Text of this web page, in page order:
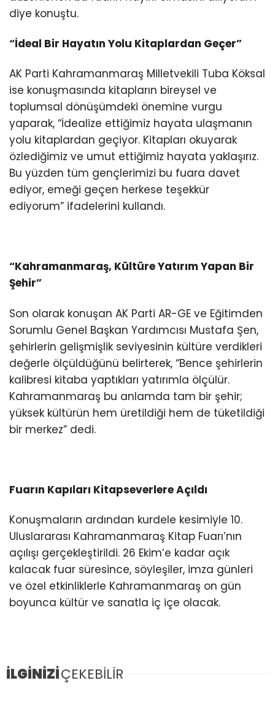
diye konuştu.
“İdeal Bir Hayatın Yolu Kitaplardan Geçer”
AK Parti Kahramanmaraş Milletvekili Tuba Köksal
ise konuşmasında kitapların bireysel ve
toplumsal dönüşümdeki önemine vurgu
yaparak, “İdealize ettiğimiz hayata ulaşmanın
yolu kitaplardan geçiyor. Kitapları okuyarak
özlediğimiz ve umut ettiğimiz hayata yaklaşırız.
Bu yüzden tüm gençlerimizi bu fuara davet
ediyor, emeği geçen herkese teşekkür
ediyorum” ifadelerini kullandı.
“Kahramanmaraş, Kültüre Yatırım Yapan Bir
Şehir”
Son olarak konuşan AK Parti AR-GE ve Eğitimden
Sorumlu Genel Başkan Yardımcısı Mustafa Şen,
şehirlerin gelişmişlik seviyesinin kültüre verdikleri
değerle ölçüldüğünü belirterek, “Bence şehirlerin
kalibresi kitaba yaptıkları yatırımla ölçülür.
Kahramanmaraş bu anlamda tam bir şehir;
yüksek kültürün hem üretildiği hem de tüketildiği
bir merkez” dedi.
Fuarın Kapıları Kitapseverlere Açıldı
Konuşmaların ardından kurdele kesimiyle 10.
Uluslararası Kahramanmaraş Kitap Fuarı’nın
açılışı gerçekleştirildi. 26 Ekim’e kadar açık
kalacak fuar süresince, söyleşiler, imza günleri
ve özel etkinliklerle Kahramanmaraş on gün
boyunca kültür ve sanatla iç içe olacak.
İLGİNİZİÇEKEBİLİR